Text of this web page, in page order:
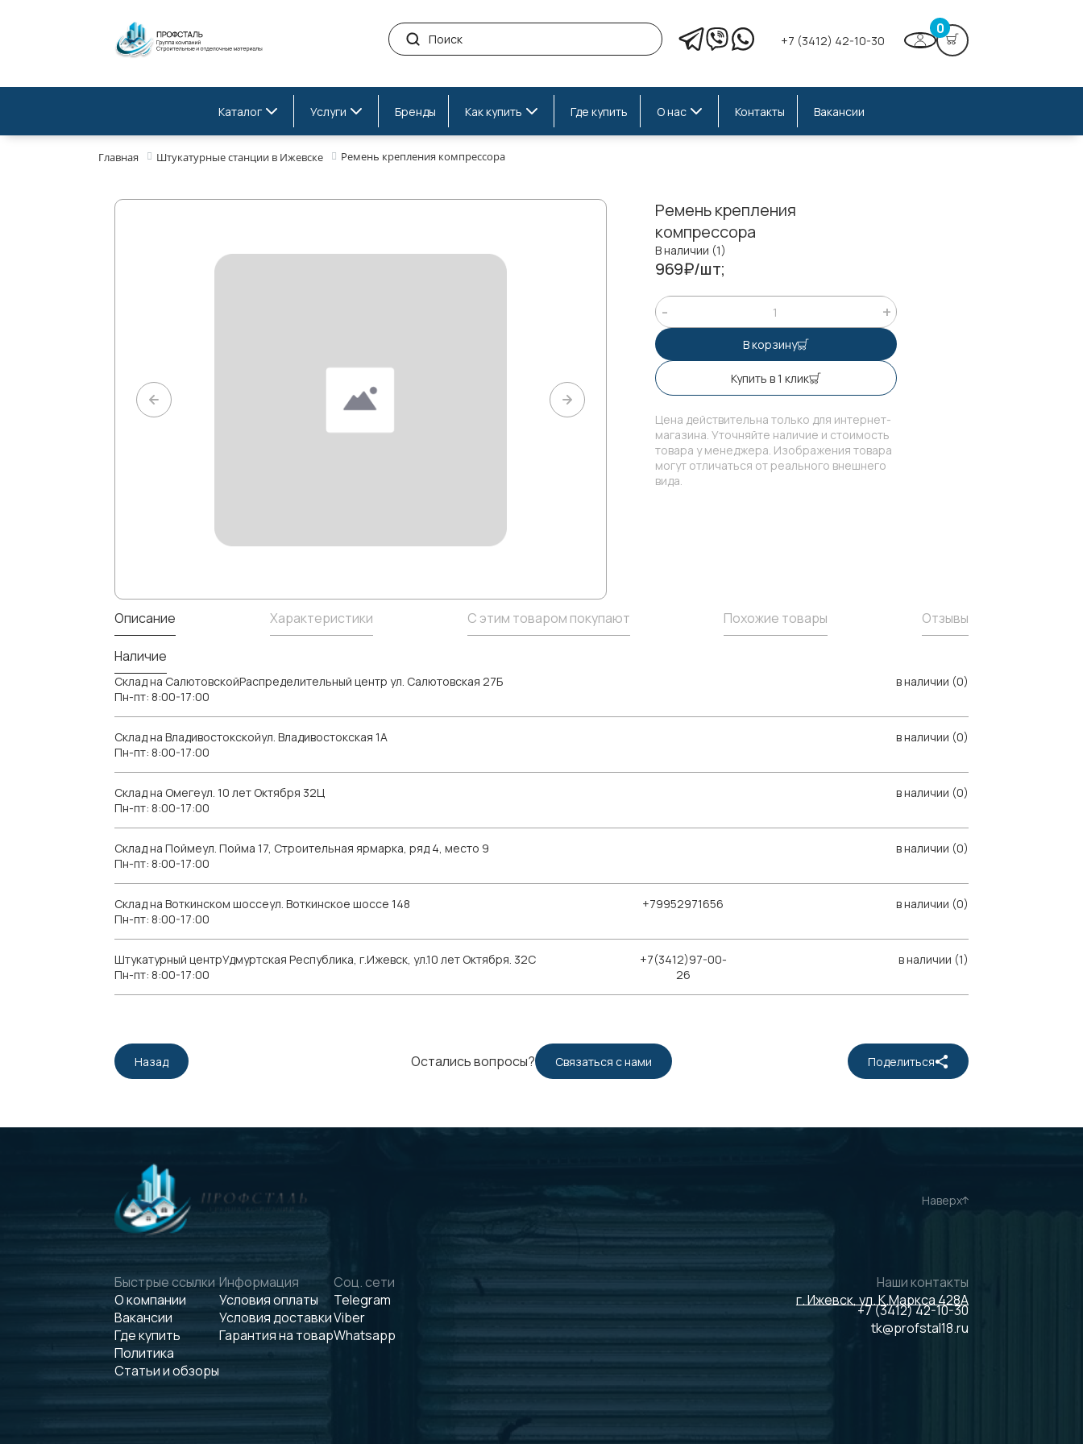
+7 (3412) 42-10-30
0
Каталог Услуги Бренды Как купить Где купить О нас Контакты Вакансии
Главная Штукатурные станции в Ижевске Ремень крепления компрессора
Ремень крепления
компрессора
В наличии (1)
969₽/шт;
В корзину
Купить в 1 клик
Цена действительна только для интернет-
магазина. Уточняйте наличие и стоимость
товара у менеджера. Изображения товара
могут отличаться от реального внешнего
вида.
Описание Характеристики С этим товаром покупают Похожие товары Отзывы
Наличие
Склад на СалютовскойРаспределительный центр ул. Салютовская 27Б
Пн-пт: 8:00-17:00
в наличии (0)
Склад на Владивостокскойул. Владивостокская 1А
Пн-пт: 8:00-17:00
в наличии (0)
Склад на Омегеул. 10 лет Октября 32Ц
Пн-пт: 8:00-17:00
в наличии (0)
Склад на Поймеул. Пойма 17, Строительная ярмарка, ряд 4, место 9
Пн-пт: 8:00-17:00
в наличии (0)
Склад на Воткинском шоссеул. Воткинское шоссе 148
Пн-пт: 8:00-17:00
+79952971656 в наличии (0)
Штукатурный центрУдмуртская Республика, г.Ижевск, ул.10 лет Октября. 32С
Пн-пт: 8:00-17:00
+7(3412)97-00-
26
в наличии (1)
Остались вопросы? Связаться с нами
Назад Поделиться
Наверх
Быстрые ссылки
О компании
Вакансии
Где купить
Политика
Статьи и обзоры
Информация
Условия оплаты
Условия доставки
Гарантия на товар
Соц. сети
Telegram
Viber
Whatsapp
Наши контакты
г. Ижевск, ул. К.Маркса 428А
+7 (3412) 42-10-30
tk@profstal18.ru